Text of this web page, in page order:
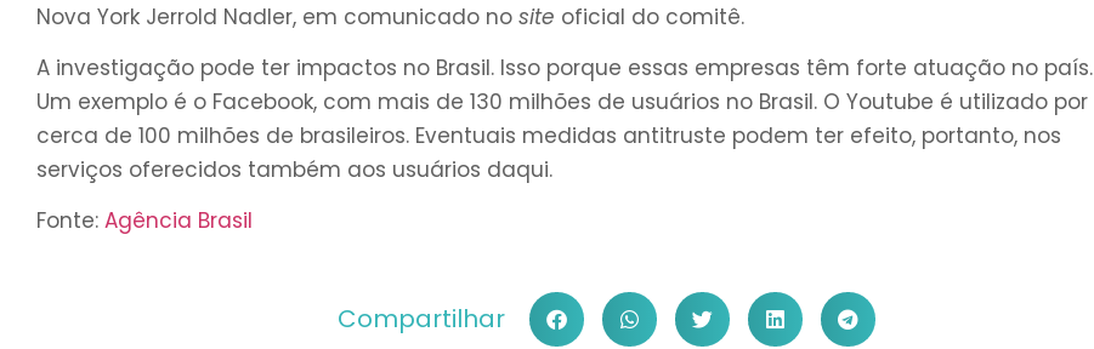
Nova York Jerrold Nadler, em comunicado no site oficial do comitê.
A investigação pode ter impactos no Brasil. Isso porque essas empresas têm forte atuação no país.
Um exemplo é o Facebook, com mais de 130 milhões de usuários no Brasil. O Youtube é utilizado por
cerca de 100 milhões de brasileiros. Eventuais medidas antitruste podem ter efeito, portanto, nos
serviços oferecidos também aos usuários daqui.
Fonte: Agência Brasil
Compartilhar